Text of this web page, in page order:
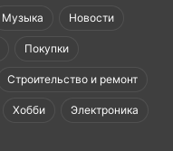
Музыка Новости
Покупки
Строительство и ремонт
Хобби Электроника